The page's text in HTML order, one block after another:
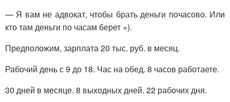
— Я вам не адвокат, чтобы брать деньги почасово. Или
кто там деньги по часам берет =).
Предположим, зарплата 20 тыс. руб. в месяц.
Рабочий день с 9 до 18. Час на обед. 8 часов работаете.
30 дней в месяце. 8 выходных дней. 22 рабочих дня.